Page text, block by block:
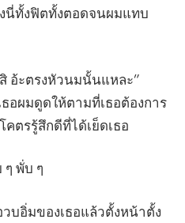
งนี่ทั้งฟิตทั้งตอดจนผมแทบ
อ้ะตรงหัวนมนั้นแหละ”
อผมดูดให้ตามที่เธอต้องการ
ตรรู้สึกดีที่ได้เย็ดเธอ
ๆ พั่บ ๆ
บอิ่มของเธอแล้วตั้งหน้าตั้ง